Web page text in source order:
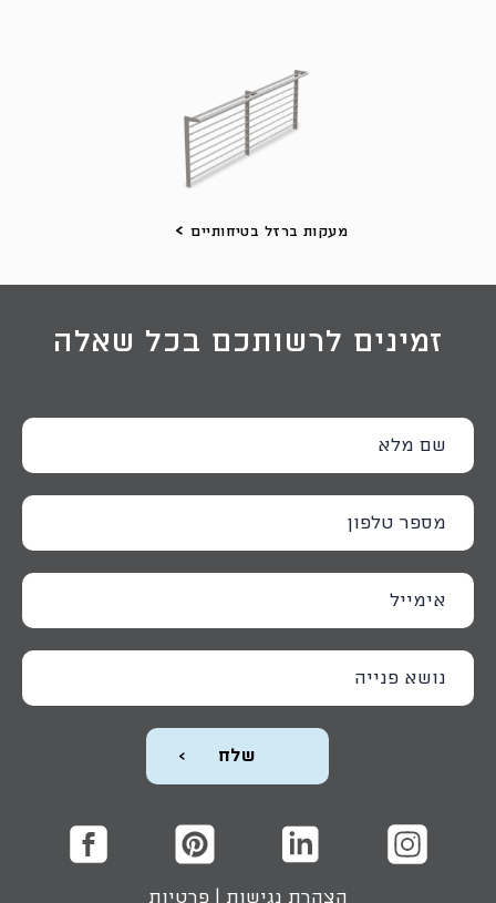
מעקות ברזל בטיחותיים
זמינים לרשותכם בכל שאלה
הצהרת נגישות פרטיות